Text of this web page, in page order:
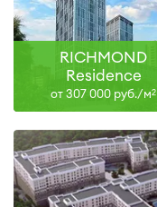
RICHMOND
Residence
от 307 000 руб./м2